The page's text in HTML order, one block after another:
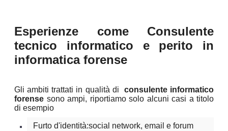
Esperienze come Consulente
tecnico informatico e perito in
informatica forense
Gli ambiti trattati in qualità di consulente informatico
forense sono ampi, riportiamo solo alcuni casi a titolo
di esempio
Furto d'identità:social network, email e forum